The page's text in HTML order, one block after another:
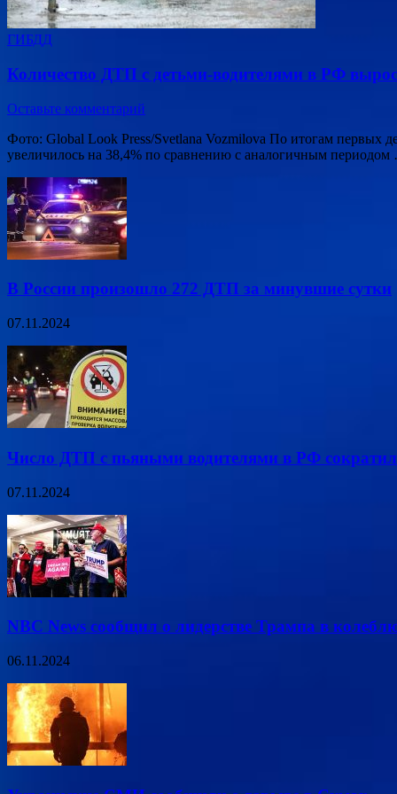
ГИБДД
Количество ДТП с детьми-водителями в РФ
Оставьте комментарий
Фото: Global Look Press/Svetlana Vozmilova По итогам первых
увеличилось на 38,4% по сравнению с аналогичным
В России произошло 272 ДТП за минувшие сутки
07.11.2024
Число ДТП с пьяными водителями в РФ
07.11.2024
NBC News сообщил о лидерстве Трампа в
06.11.2024